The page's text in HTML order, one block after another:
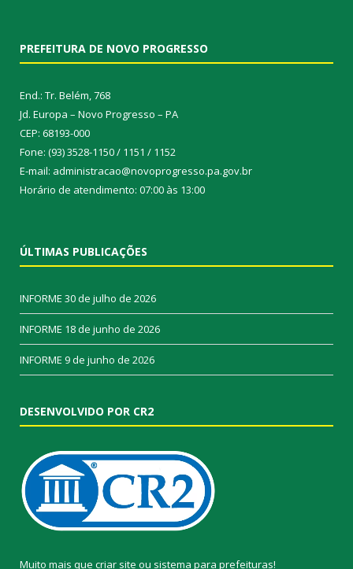
PREFEITURA DE NOVO PROGRESSO
End.: Tr. Belém, 768
Jd. Europa – Novo Progresso – PA
CEP: 68193-000
Fone: (93) 3528-1150 / 1151 / 1152
E-mail: administracao@novoprogresso.pa.gov.br
Horário de atendimento: 07:00 às 13:00
ÚLTIMAS PUBLICAÇÕES
INFORME 30 de julho de 2026
INFORME 18 de junho de 2026
INFORME 9 de junho de 2026
DESENVOLVIDO POR CR2
Muito mais que criar site ou sistema para prefeituras!